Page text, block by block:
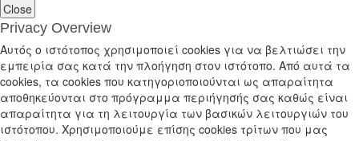
Close
Privacy Overview
Αυτός ο ιστότοπος χρησιμοποιεί cookies για να βελτιώσει την
εμπειρία σας κατά την πλοήγηση στον ιστότοπο. Από αυτά τα
cookies, τα cookies που κατηγοριοποιούνται ως απαραίτητα
αποθηκεύονται στο πρόγραμμα περιήγησής σας καθώς είναι
απαραίτητα για τη λειτουργία των βασικών λειτουργιών του
ιστότοπου. Χρησιμοποιούμε επίσης cookies τρίτων που μας